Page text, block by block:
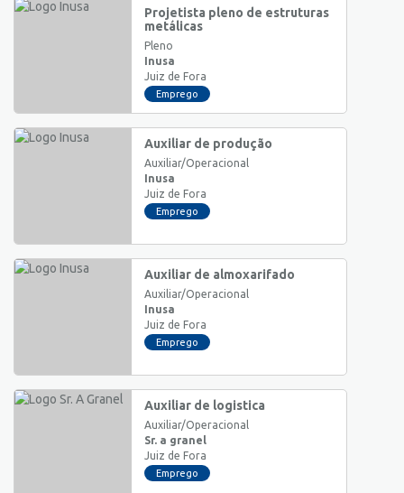
Projetista pleno de estruturas
metálicas
Pleno
Inusa
Juiz de Fora
Emprego
Auxiliar de produção
Auxiliar/Operacional
Inusa
Juiz de Fora
Emprego
Auxiliar de almoxarifado
Auxiliar/Operacional
Inusa
Juiz de Fora
Emprego
Auxiliar de logistica
Auxiliar/Operacional
Sr. a granel
Juiz de Fora
Emprego